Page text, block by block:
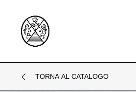
TORNA AL CATALOGO